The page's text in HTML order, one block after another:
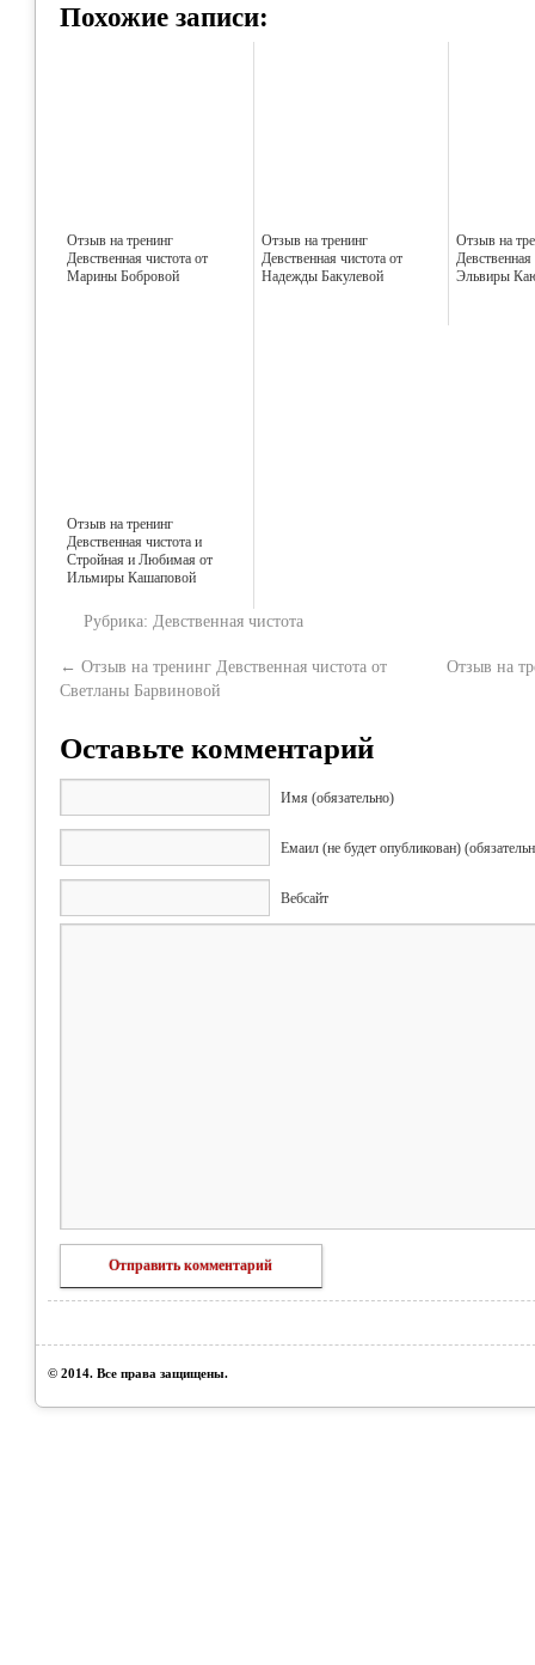
Похожие записи:
Отзыв на тренинг
Девственная чистота от
Марины Бобровой
Отзыв на тренинг
Девственная чистота от
Надежды Бакулевой
Отзыв на
Девственная
Эльвиры
Отзыв на тренинг
Девственная чистота и
Стройная и Любимая от
Ильмиры Кашаповой
Рубрика: Девственная чистота
← Отзыв на тренинг Девственная чистота от
Светланы Барвиновой
Отзыв на
Оставьте комментарий
Имя (обязательно)
Емаил (не будет опубликован)
Вебсайт
© 2014. Все права защищены.